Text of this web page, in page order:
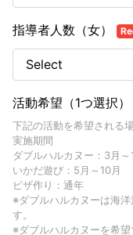
指導者人数（女）
活動希望（1つ選択）
下記の活動を希望される
実施期間
ダブルハルカヌー：3月～
いかだ遊び：5月～10月
ピザ作り：通年
※ダブルハルカヌーは海
す。
※ダブルハルカヌーを希